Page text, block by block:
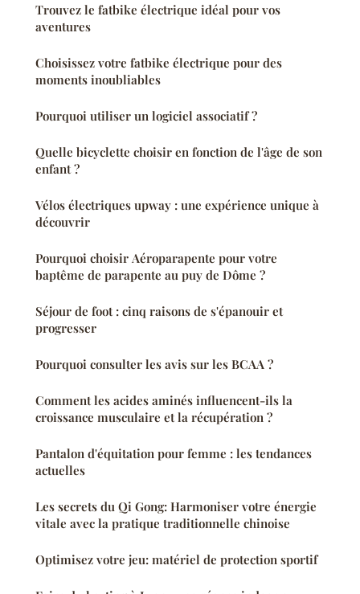
Trouvez le fatbike électrique idéal pour vos
aventures
Choisissez votre fatbike électrique pour des
moments inoubliables
Pourquoi utiliser un logiciel associatif ?
Quelle bicyclette choisir en fonction de l'âge de son
enfant ?
Vélos électriques upway : une expérience unique à
découvrir
Pourquoi choisir Aéroparapente pour votre
baptême de parapente au puy de Dôme ?
Séjour de foot : cinq raisons de s'épanouir et
progresser
Pourquoi consulter les avis sur les BCAA ?
Comment les acides aminés influencent-ils la
croissance musculaire et la récupération ?
Pantalon d'équitation pour femme : les tendances
actuelles
Les secrets du Qi Gong: Harmoniser votre énergie
vitale avec la pratique traditionnelle chinoise
Optimisez votre jeu: matériel de protection sportif